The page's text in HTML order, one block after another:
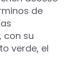
de
con su
verde, el